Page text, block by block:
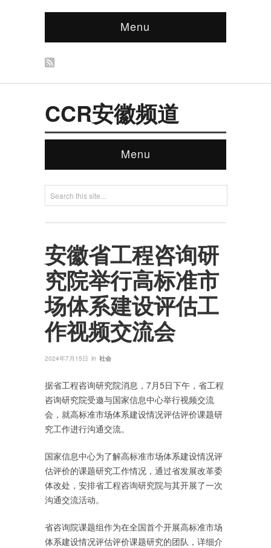
Menu
CCR安徽频道
Menu
安徽省工程咨询研
究院举行高标准市
场体系建设评估工
作视频交流会
2024年7月15日 in 社会
据省工程咨询研究院消息，7月5日下午，省工程
咨询研究院受邀与国家信息中心举行视频交流
会，就高标准市场体系建设情况评估评价课题研
究工作进行沟通交流。
国家信息中心为了解高标准市场体系建设情况评
估评价的课题研究工作情况，通过省发展改革委
体改处，安排省工程咨询研究院与其开展了一次
沟通交流活动。
省咨询院课题组作为在全国首个开展高标准市场
体系建设情况评估评价课题研究的团队，详细介